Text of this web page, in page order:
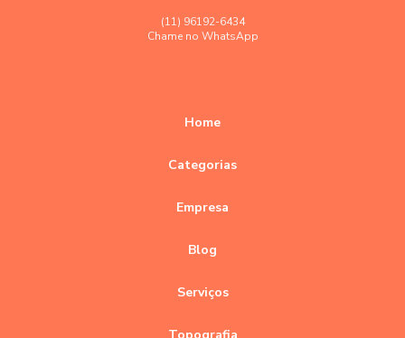
(11) 96192-6434
Chame no WhatsApp
Home
Categorias
Empresa
Blog
Serviços